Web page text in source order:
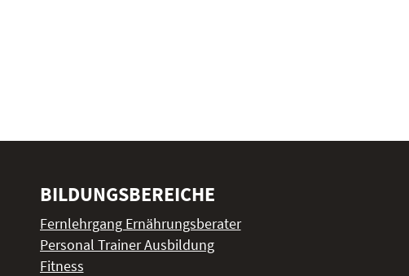
BILDUNGSBEREICHE
Fernlehrgang Ernährungsberater
Personal Trainer Ausbildung
Fitness